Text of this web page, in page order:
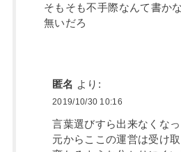
そもそも不手際なんて書か
無いだろ
匿名 より:
2019/10/30 10:16
言葉選びすら出来なくな
元からここの運営は受け